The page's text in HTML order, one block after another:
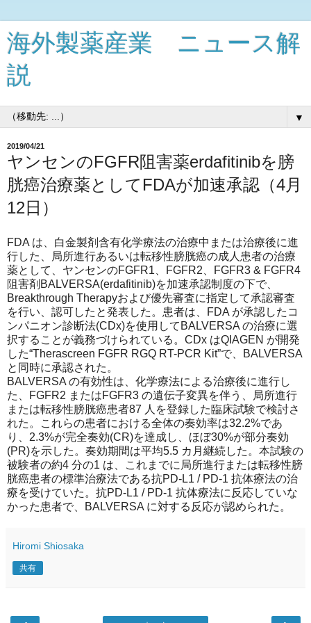
海外製薬産業 ニュース解
説
▼
2019/04/21
ヤンセンのFGFR阻害薬erdafitinibを膀
胱癌治療薬としてFDAが加速承認（4月
12日）
FDA は、白金製剤含有化学療法の治療中または治療後に進
行した、局所進行あるいは転移性膀胱癌の成人患者の治療
薬として、ヤンセンのFGFR1、FGFR2、FGFR3 & FGFR4
阻害剤BALVERSA(erdafitinib)を加速承認制度の下で、
Breakthrough Therapyおよび優先審査に指定して承認審査
を行い、認可したと発表した。患者は、FDA が承認したコ
ンパニオン診断法(CDx)を使用してBALVERSA の治療に選
択することが義務づけられている。CDx はQIAGEN が開発
した“Therascreen FGFR RGQ RT-PCR Kit”で、BALVERSA
と同時に承認された。
BALVERSA の有効性は、化学療法による治療後に進行し
た、FGFR2 またはFGFR3 の遺伝子変異を伴う、局所進行
または転移性膀胱癌患者87 人を登録した臨床試験で検討さ
れた。これらの患者における全体の奏効率は32.2%であ
り、2.3%が完全奏効(CR)を達成し、ほぼ30%が部分奏効
(PR)を示した。奏効期間は平均5.5 カ月継続した。本試験の
被験者の約4 分の1 は、これまでに局所進行または転移性膀
胱癌患者の標準治療法である抗PD-L1 / PD-1 抗体療法の治
療を受けていた。抗PD-L1 / PD-1 抗体療法に反応していな
かった患者で、BALVERSA に対する反応が認められた。
Hiromi Shiosaka
共有